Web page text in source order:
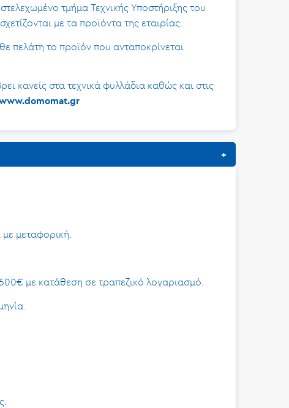
τμήμα Τεχνικής Υποστήριξης του
με τα προϊόντα της εταιρίας.
πελάτη το προϊόν που ανταποκρίνεται
κανείς στα τεχνικά φυλλάδια καθώς και στις
μεταφορική.
με κατάθεση σε τραπεζικό λογαριασμό.